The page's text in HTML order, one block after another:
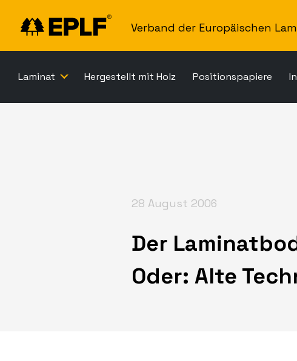
Verband der Europäischen
Laminat Hergestellt mit Holz Positionspapiere
Der
Oder: Alte
28 August 2006